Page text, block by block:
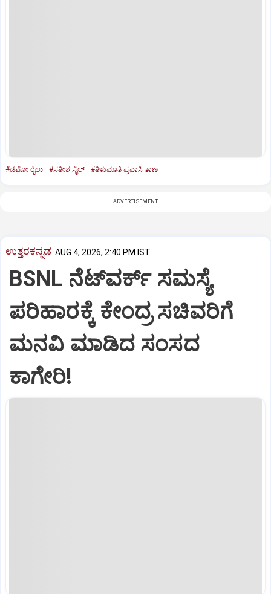
#ಡೆಮೋ ರೈಲು #ಸತೀಶ ಸೈಲ್ #ತಿಳುಮಾತಿ ಪ್ರವಾಸಿ ತಾಣ
ADVERTISEMENT
ಉತ್ತರಕನ್ನಡ AUG 4, 2026, 2:40 PM IST
BSNL ನೆಟ್‌ವರ್ಕ್ ಸಮಸ್ಯೆ
ಪರಿಹಾರಕ್ಕೆ ಕೇಂದ್ರ ಸಚಿವರಿಗೆ
ಮನವಿ ಮಾಡಿದ ಸಂಸದ
ಕಾಗೇರಿ!